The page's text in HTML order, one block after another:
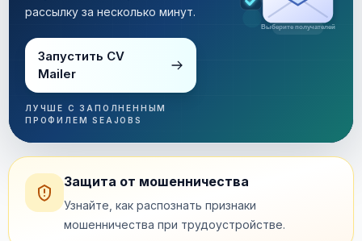
рассылку за несколько минут.
Запустить CV
Mailer
ЛУЧШЕ С ЗАПОЛНЕННЫМ
ПРОФИЛЕМ SEAJOBS
Рассылка за несколько минут
Защита от мошенничества
Узнайте, как распознать признаки
мошенничества при трудоустройстве.